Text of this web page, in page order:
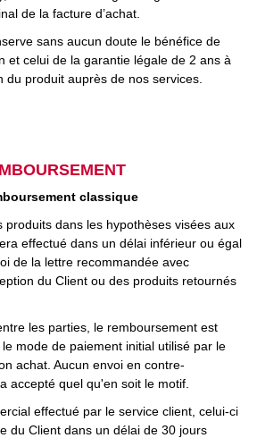
de la facture d’achat.
sans aucun doute le bénéfice de
et celui de la garantie légale de 2 ans à
du produit auprès de nos services.
classique
produits dans les hypothèses visées aux
effectué dans un délai inférieur ou égal
de la lettre recommandée avec
du Client ou des produits retournés
les parties, le remboursement est
mode de paiement initial utilisé par le
achat. Aucun envoi en contre-
accepté quel qu'en soit le motif.
effectué par le service client, celui-ci
du Client dans un délai de 30 jours